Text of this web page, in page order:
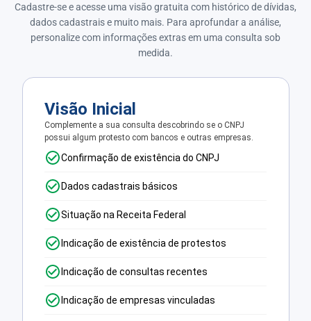
Cadastre-se e acesse uma visão gratuita com histórico de dívidas,
dados cadastrais e muito mais. Para aprofundar a análise,
personalize com informações extras em uma consulta sob
medida.
Visão Inicial
Complemente a sua consulta descobrindo se o CNPJ
possui algum protesto com bancos e outras empresas.
Confirmação de existência do CNPJ
Dados cadastrais básicos
Situação na Receita Federal
Indicação de existência de protestos
Indicação de consultas recentes
Indicação de empresas vinculadas